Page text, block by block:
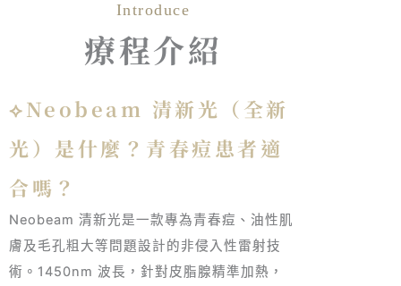
清新光
Introduce
療程介紹
⟡Neobeam 清新光（全新
光）是什麼？青春痘患者適
合嗎？
Neobeam 清新光是一款專為青春痘、油性肌
膚及毛孔粗大等問題設計的非侵入性雷射技
術。1450nm 波長，針對皮脂腺精準加熱，